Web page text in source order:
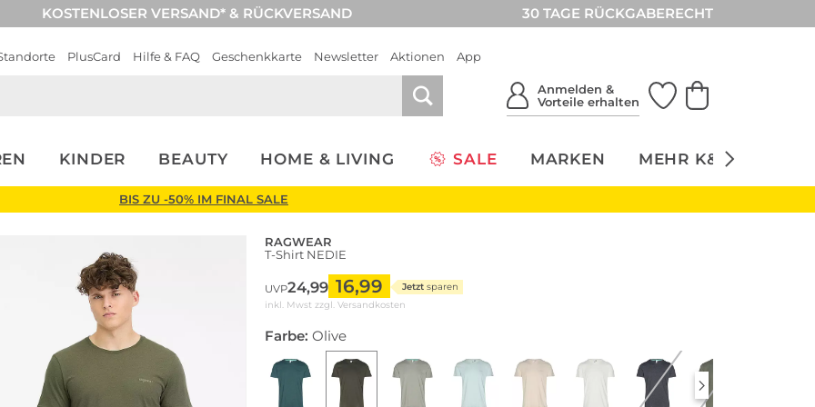
KOSTENLOSER VERSAND* & RÜCKVERSAND 30 TAGE RÜCKGABERECHT
PlusCard Hilfe & FAQ Geschenkkarte Newsletter Aktionen App
Anmelden &
Vorteile erhalten
KINDER BEAUTY HOME & LIVING SALE MARKEN MEHR K&Ö
BIS ZU -50% IM FINAL SALE
RAGWEAR
T-Shirt NEDIE
UVP24,99 16,99 Jetzt sparen
inkl. Mwst zzgl. Versandkosten
Farbe: Olive